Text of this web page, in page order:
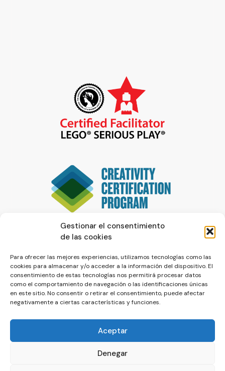
Gestionar el consentimiento
de las cookies
Para ofrecer las mejores experiencias, utilizamos tecnologías como las
cookies para almacenar y/o acceder a la información del dispositivo. El
consentimiento de estas tecnologías nos permitirá procesar datos
como el comportamiento de navegación o las identificaciones únicas
en este sitio. No consentir o retirar el consentimiento, puede afectar
negativamente a ciertas características y funciones.
Aceptar
Denegar